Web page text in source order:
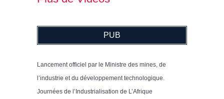
PUB
Lancement officiel par le Ministre des mines, de
l’industrie et du développement technologique.
Journées de l’Industrialisation de L’Afrique